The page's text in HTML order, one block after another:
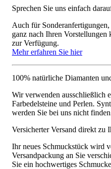
Sprechen Sie uns einfach
Auch für
ganz nach Ihren Vorstellungen
zur Verfügung.
Mehr erfahren Sie hier
100% natürliche Diamanten
Wir verwenden ausschließlich
Farbedelsteine und Perlen.
werden Sie bei uns nicht
Versicherter Versand direkt zu
Ihr neues Schmuckstück wird
Versandpackung an Sie
Sie ein hochwertiges